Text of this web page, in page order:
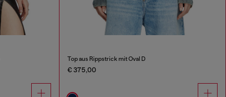
Top aus Rippstrick mit Oval D
€ 375,00